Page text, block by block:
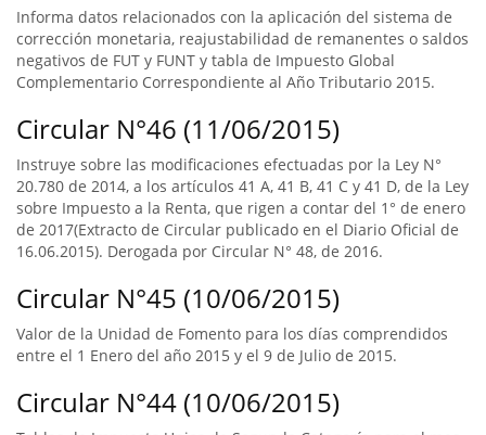
Informa datos relacionados con la aplicación del sistema de
corrección monetaria, reajustabilidad de remanentes o saldos
negativos de FUT y FUNT y tabla de Impuesto Global
Complementario Correspondiente al Año Tributario 2015.
Circular N°46 (11/06/2015)
Instruye sobre las modificaciones efectuadas por la Ley N°
20.780 de 2014, a los artículos 41 A, 41 B, 41 C y 41 D, de la Ley
sobre Impuesto a la Renta, que rigen a contar del 1° de enero
de 2017(Extracto de Circular publicado en el Diario Oficial de
16.06.2015). Derogada por Circular N° 48, de 2016.
Circular N°45 (10/06/2015)
Valor de la Unidad de Fomento para los días comprendidos
entre el 1 Enero del año 2015 y el 9 de Julio de 2015.
Circular N°44 (10/06/2015)